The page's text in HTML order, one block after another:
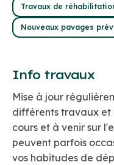
Travaux de
Nouveaux pavages
Info travaux
Mise à jour
différents travaux et
cours et à venir sur
peuvent parfois
vos habitudes de